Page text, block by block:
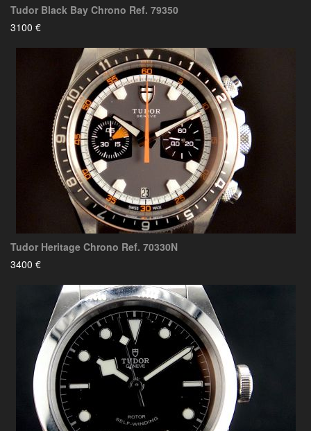
Tudor Black Bay Chrono Ref. 79350
3100 €
Tudor Heritage Chrono Ref. 70330N
3400 €